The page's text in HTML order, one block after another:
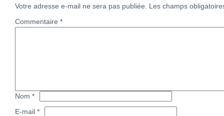
Votre adresse e-mail ne sera pas publiée.
Les champs
Commentaire *
Nom *
E-mail *